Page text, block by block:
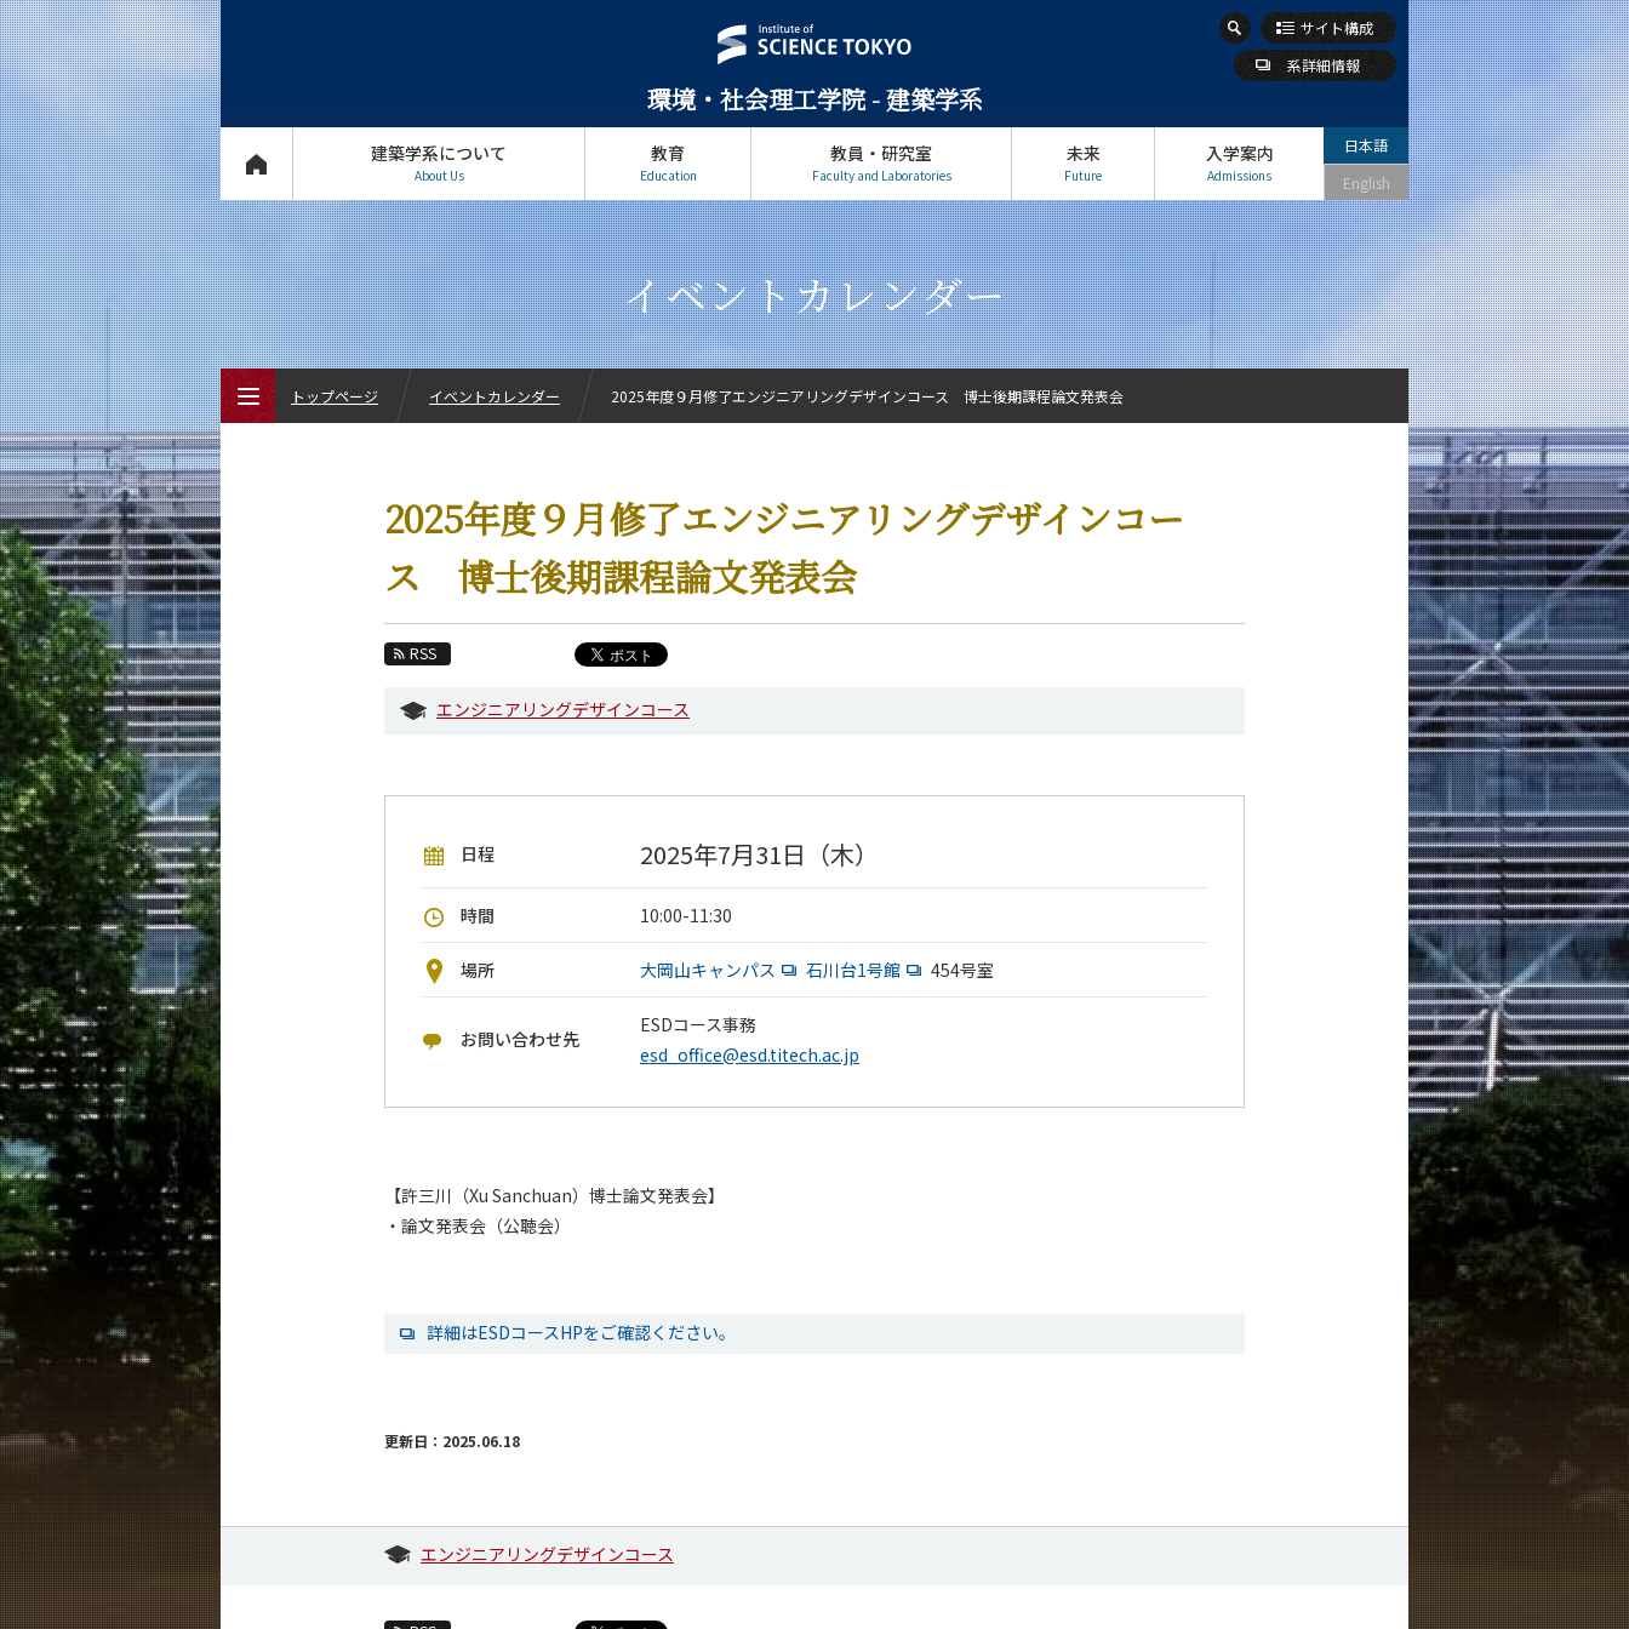
環境・社会理工学院 - 建築学系
サイト構成
系詳細情報
建築学系について
About Us
教育
Education
教員・研究室
Faculty and Laboratories
未来
Future
入学案内
Admissions
日本語
English
イベントカレンダー
2025年度９月修了エンジニアリングデザインコー
ス 博士後期課程論文発表会
RSS
エンジニアリングデザインコース
日程 2025年7月31日（木）
時間 10:00-11:30
場所 大岡山キャンパス 石川台1号館 454号室
お問い合わせ先
ESDコース事務
esd_office@esd.titech.ac.jp
【許三川（Xu Sanchuan）博士論文発表会】
・論文発表会（公聴会）
詳細はESDコースHPをご確認ください。
更新日：2025.06.18
エンジニアリングデザインコース
トップページ イベントカレンダー 2025年度９月修了エンジニアリングデザインコース 博士後期課程論文発表会
イベントカレンダー